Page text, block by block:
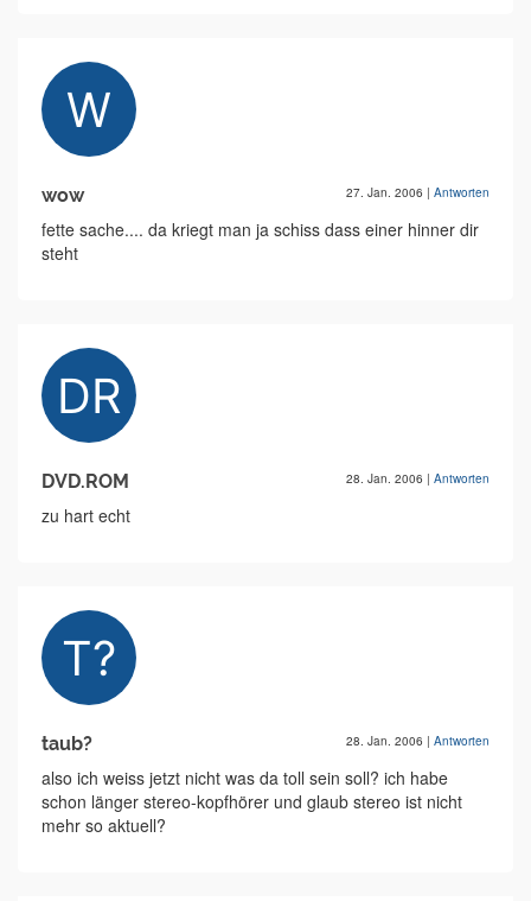
wow 27. Jan. 2006 | Antworten
fette sache.... da kriegt man ja schiss dass einer hinner dir
steht
DVD.ROM 28. Jan. 2006 | Antworten
zu hart echt
taub? 28. Jan. 2006 | Antworten
also ich weiss jetzt nicht was da toll sein soll? ich habe
schon länger stereo-kopfhörer und glaub stereo ist nicht
mehr so aktuell?